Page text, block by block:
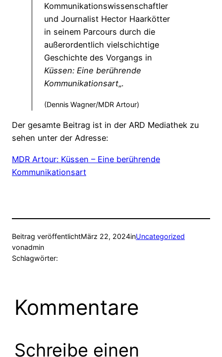
Kommunikationswissenschaftler
und Journalist Hector Haarkötter
in seinem Parcours durch die
außerordentlich vielschichtige
Geschichte des Vorgangs in
Küssen: Eine berührende
Kommunikationsart„.
(Dennis Wagner/MDR Artour)
Der gesamte Beitrag ist in der ARD Mediathek zu
sehen unter der Adresse:
MDR Artour: Küssen – Eine berührende
Kommunikationsart
Beitrag veröffentlichtMärz 22, 2024inUncategorized
vonadmin
Schlagwörter:
Kommentare
Schreibe einen